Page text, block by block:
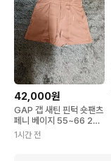
42,000원
GAP 갭 새틴 핀턱 숏팬츠
페니 베이지 55~66 2사
이즈 여성 반바지
1시간 전